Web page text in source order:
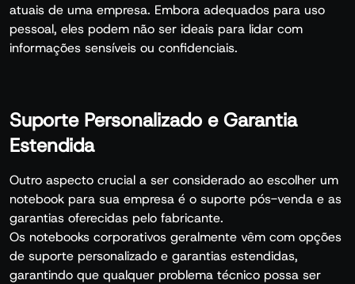
atuais de uma empresa. Embora adequados para uso
pessoal, eles podem não ser ideais para lidar com
informações sensíveis ou confidenciais.
Suporte Personalizado e Garantia
Estendida
Outro aspecto crucial a ser considerado ao escolher um
notebook para sua empresa é o suporte pós-venda e as
garantias oferecidas pelo fabricante.
Os notebooks corporativos geralmente vêm com opções
de suporte personalizado e garantias estendidas,
garantindo que qualquer problema técnico possa ser